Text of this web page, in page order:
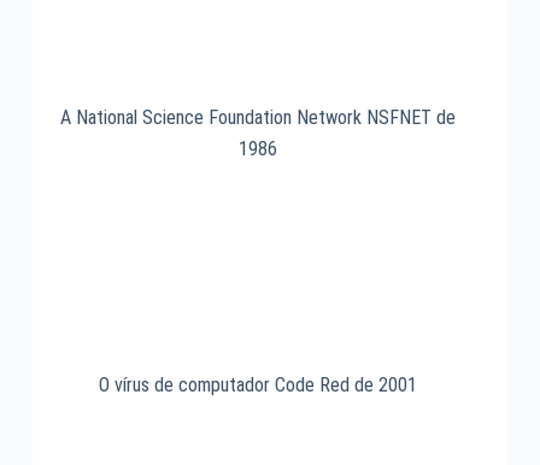
A National Science Foundation Network NSFNET de
1986
O vírus de computador Code Red de 2001